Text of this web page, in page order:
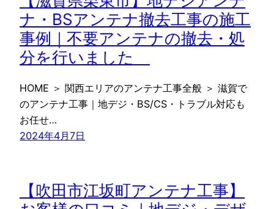
ナ・BSアンテナ撤去工事の施工
事例｜不要アンテナの撤去・処
分を行いました
HOME ＞ 関西エリアのアンテナ工事全般 ＞ 滋賀で
のアンテナ工事｜地デジ・BS/CS・トラブル対応も
お任せ…
2024年4月7日
【吹田市江坂町アンテナ工事】